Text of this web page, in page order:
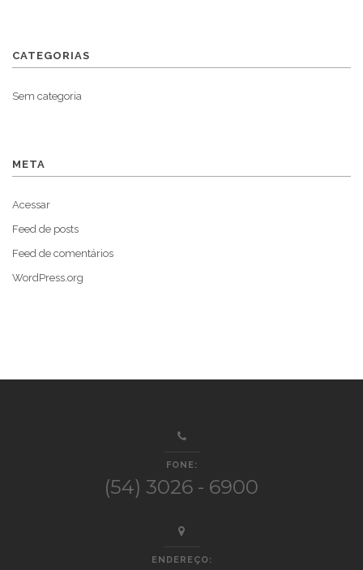
CATEGORIAS
Sem categoria
META
Acessar
Feed de posts
Feed de comentários
WordPress.org
FONE:
(54) 3026 - 6900
ENDEREÇO: